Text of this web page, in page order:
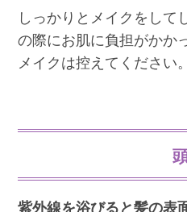
しっかりとメイクをして
の際にお肌に負担がかか
メイクは控えてください。
紫外線を浴びると髪の表